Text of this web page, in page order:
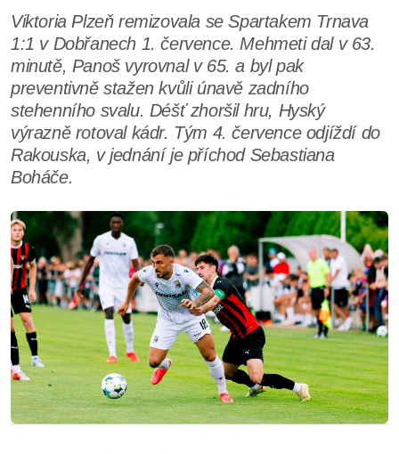
Viktoria Plzeň remizovala se Spartakem Trnava
1:1 v Dobřanech 1. července. Mehmeti dal v 63.
minutě, Panoš vyrovnal v 65. a byl pak
preventivně stažen kvůli únavě zadního
stehenního svalu. Déšť zhoršil hru, Hyský
výrazně rotoval kádr. Tým 4. července odjíždí do
Rakouska, v jednání je příchod Sebastiana
Boháče.